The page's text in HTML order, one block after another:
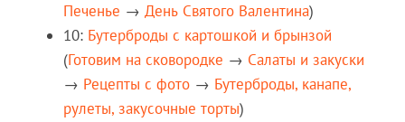
Печенье → День Святого Валентина)
10: Бутерброды с картошкой и брынзой
(Готовим на сковородке → Салаты и закуски
→ Рецепты c фото → Бутерброды, канапе,
рулеты, закусочные торты)